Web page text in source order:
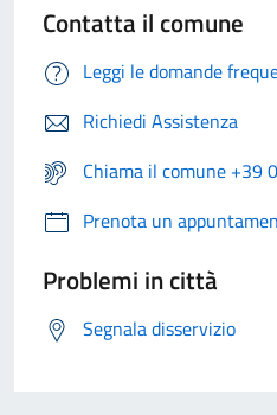
Contatta il comune
Leggi le domande
Richiedi Assistenza
Chiama il comune +39
Prenota un
Problemi in città
Segnala disservizio